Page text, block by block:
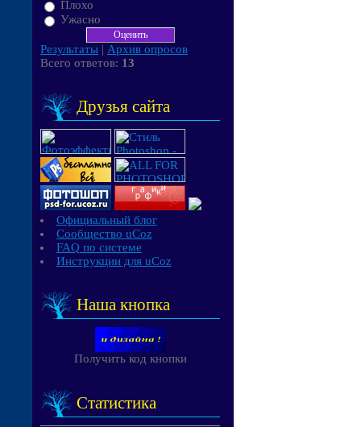
Плохо
Ужасно
Результаты | Архив опросов
Всего ответов: 13
Друзья сайта
Официальный блог
Сообщество uCoz
FAQ по системе
Инструкции для uCoz
Наша кнопка
Получить код кнопки
Статистика